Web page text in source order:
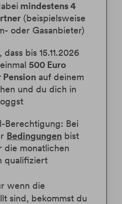
mindestens 4
(beispielsweise
oder Gasanbieter)
bis 15.11.2026
500 Euro
auf deinem
und du dich in
Berechtigung: Bei
Bedingungen bist
die monatlichen
qualifiziert
wenn die
sind, bekommst du